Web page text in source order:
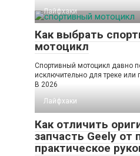
Лайфхаки
Как выбрать
мотоцикл
Спортивный мотоцикл давно
исключительно для треке или
В 2026
Лайфхаки
Как отличить
запчасть Geely от
практическое